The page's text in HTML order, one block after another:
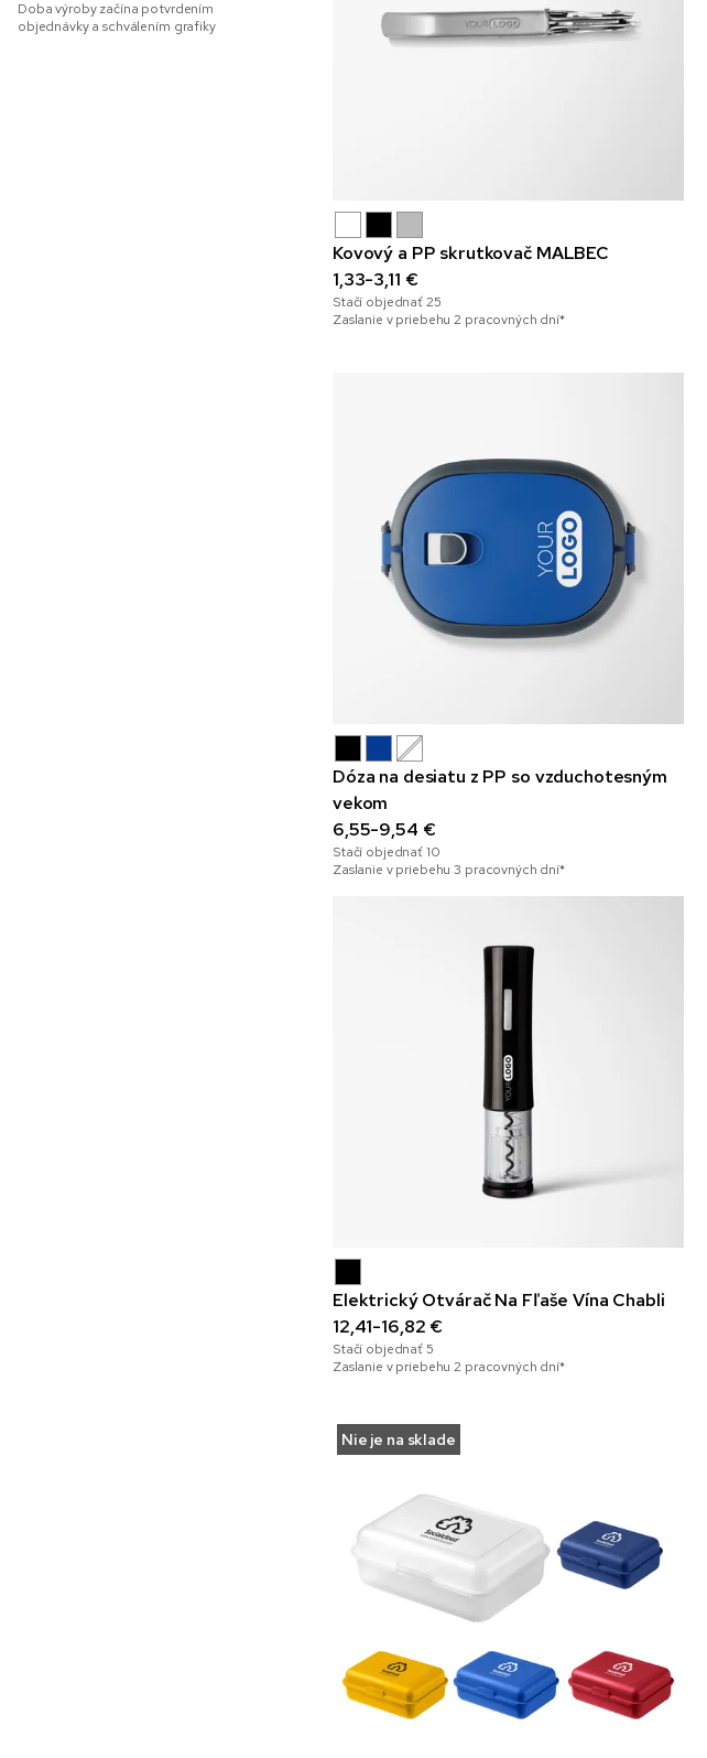
Doba výroby začína potvrdením
objednávky a schválením grafiky
Kovový a PP skrutkovač MALBEC
1,33-3,11 €
Stačí objednať25
Zaslanie v priebehu 2 pracovných dní*
Dóza na desiatu z PP so vzduchotesným
vekom
6,55-9,54 €
Stačí objednať 10
Zaslanie v priebehu 3 pracovných dní*
Elektrický Otvárač Na Fľaše Vína Chabli
12,41-16,82 €
Stačí objednať5
Zaslanie v priebehu 2 pracovných dní*
Nie je na sklade